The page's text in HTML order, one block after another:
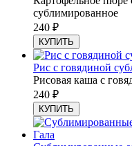
сублимированное
240 ₽
КУПИТЬ
Рис с говядиной
Рисовая каша с
240 ₽
КУПИТЬ